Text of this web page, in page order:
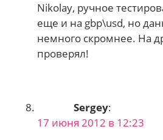
Nikolay, ручное
еще и на gbp\usd, но
немного скромнее. На
проверял!
Sergey:
17 июня 2012 в 12:23